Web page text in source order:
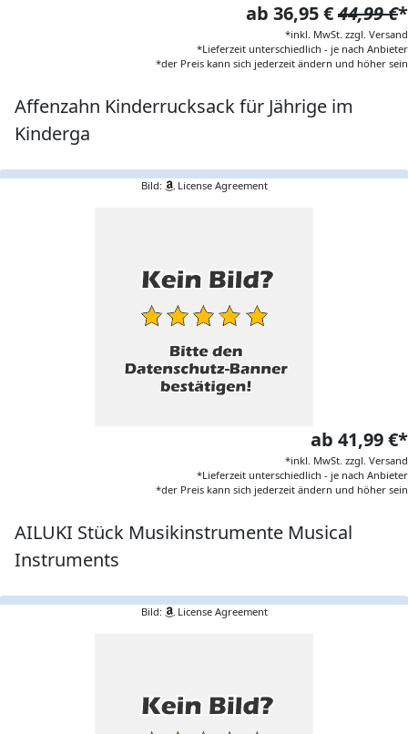
ab 36,95 €44,99 €*
*inkl. MwSt. zzgl. Versand
*Lieferzeit unterschiedlich - je nach Anbieter
*der Preis kann sich jederzeit ändern und höher sein
Affenzahn Kinderrucksack für Jährige im
Kinderga
Bild: License Agreement
ab 41,99 €*
*inkl. MwSt. zzgl. Versand
*Lieferzeit unterschiedlich - je nach Anbieter
*der Preis kann sich jederzeit ändern und höher sein
AILUKI Stück Musikinstrumente Musical
Instruments
Bild: License Agreement